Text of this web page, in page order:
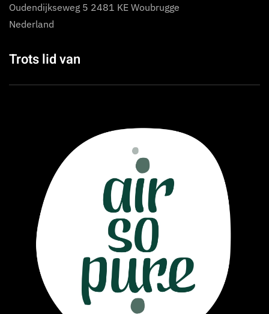
Oudendijkseweg 5 2481 KE Woubrugge
Nederland
Trots lid van